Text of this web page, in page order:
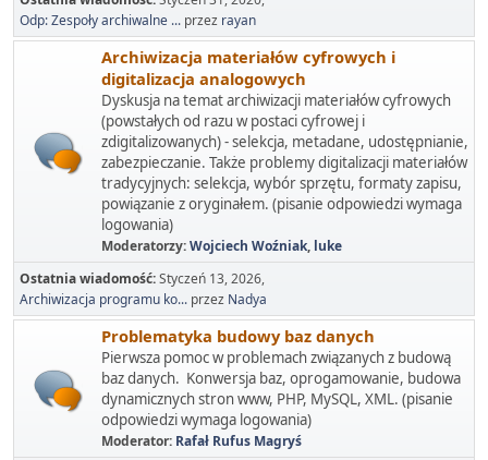
Odp: Zespoły archiwalne ... przez rayan
Archiwizacja materiałów cyfrowych i
digitalizacja analogowych
Dyskusja na temat archiwizacji materiałów cyfrowych
(powstałych od razu w postaci cyfrowej i
zdigitalizowanych) - selekcja, metadane, udostępnianie,
zabezpieczanie. Także problemy digitalizacji materiałów
tradycyjnych: selekcja, wybór sprzętu, formaty zapisu,
powiązanie z oryginałem. (pisanie odpowiedzi wymaga
logowania)
Moderatorzy:Wojciech Woźniak, luke
Ostatnia wiadomość:Styczeń 13, 2026,
Archiwizacja programu ko... przez Nadya
Problematyka budowy baz danych
Pierwsza pomoc w problemach związanych z budową
baz danych. Konwersja baz, oprogamowanie, budowa
dynamicznych stron www, PHP, MySQL, XML. (pisanie
odpowiedzi wymaga logowania)
Moderator: Rafał Rufus Magryś